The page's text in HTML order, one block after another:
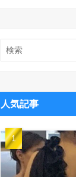
人気記事